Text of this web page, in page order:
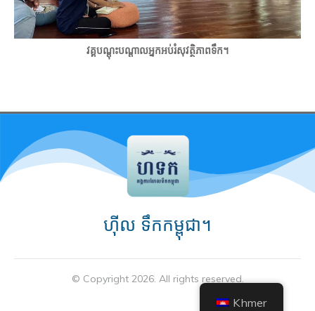
វគ្គបណ្តុះបណ្តាលអ្នកអប់រំសុវត្ថិភាពទឹក។
ហ៊ីល ទឹកកម្ពុជា។
© Copyright 2026. All rights reserved.
Khmer